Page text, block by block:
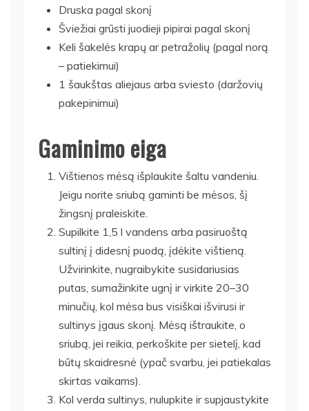
Druska pagal skonį
Šviežiai grūsti juodieji pipirai pagal skonį
Keli šakelės krapų ar petražolių (pagal norą
– patiekimui)
1 šaukštas aliejaus arba sviesto (daržovių
pakepinimui)
Gaminimo eiga
Vištienos mėsą išplaukite šaltu vandeniu.
Jeigu norite sriubą gaminti be mėsos, šį
žingsnį praleiskite.
Supilkite 1,5 l vandens arba pasiruoštą
sultinį į didesnį puodą, įdėkite vištieną.
Užvirinkite, nugraibykite susidariusias
putas, sumažinkite ugnį ir virkite 20–30
minučių, kol mėsa bus visiškai išvirusi ir
sultinys įgaus skonį. Mėsą ištraukite, o
sriubą, jei reikia, perkoškite per sietelį, kad
būtų skaidresnė (ypač svarbu, jei patiekalas
skirtas vaikams).
Kol verda sultinys, nulupkite ir supjaustykite